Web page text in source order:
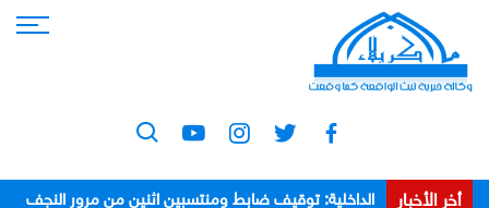
أخر الأخبار
الداخلية: توقيف ضابط ومنتسبين اثنين من مرور النجف